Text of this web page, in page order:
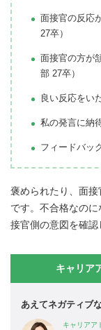
面接官の反応
27卒）
面接官の方が
部 27卒）
良い反応をい
私の発言に納
フィードバッ
褒められたり、面
です。不合格なの
接官側の意図を確認
キャリア
あえてネガティブ
キャリアア